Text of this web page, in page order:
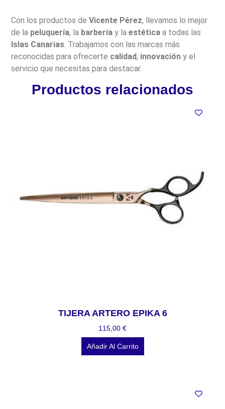
Con los productos deVicente Pérez, llevamos lo mejor
de la peluquería, la barbería y laestética a todas las
Islas Canarias. Trabajamos con las marcas más
reconocidas para ofrecerte calidad, innovación y el
servicio que necesitas para destacar.
Productos relacionados
TIJERA ARTERO EPIKA 6
115,00 €
Añadir Al Carrito